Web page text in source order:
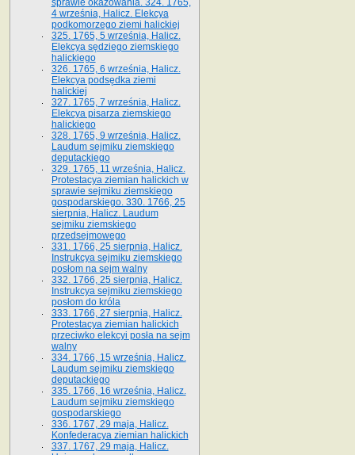
sprawie okazowania. 324. 1765,
4 września, Halicz. Elekcya
podkomorzego ziemi halickiej
325. 1765, 5 września, Halicz.
Elekcya sędziego ziemskiego
halickiego
326. 1765, 6 września, Halicz.
Elekcya podsędka ziemi
halickiej
327. 1765, 7 września, Halicz.
Elekcya pisarza ziemskiego
halickiego
328. 1765, 9 września, Halicz.
Laudum sejmiku ziemskiego
deputackiego
329. 1765, 11 września, Halicz.
Protestacya ziemian halickich w
sprawie sejmiku ziemskiego
gospodarskiego. 330. 1766, 25
sierpnia, Halicz. Laudum
sejmiku ziemskiego
przedsejmowego
331. 1766, 25 sierpnia, Halicz.
Instrukcya sejmiku ziemskiego
posłom na sejm walny
332. 1766, 25 sierpnia, Halicz.
Instrukcya sejmiku ziemskiego
posłom do króla
333. 1766, 27 sierpnia, Halicz.
Protestacya ziemian halickich
przeciwko elekcyi posła na sejm
walny
334. 1766, 15 września, Halicz.
Laudum sejmiku ziemskiego
deputackiego
335. 1766, 16 września, Halicz.
Laudum sejmiku ziemskiego
gospodarskiego
336. 1767, 29 maja, Halicz.
Konfederacya ziemian halickich
337. 1767, 29 maja, Halicz.